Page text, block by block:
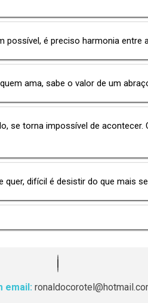
possível, é preciso harmonia entre
ama, sabe o valor de um
se torna impossível de acontecer.
quer, difícil é desistir do que mais
email: